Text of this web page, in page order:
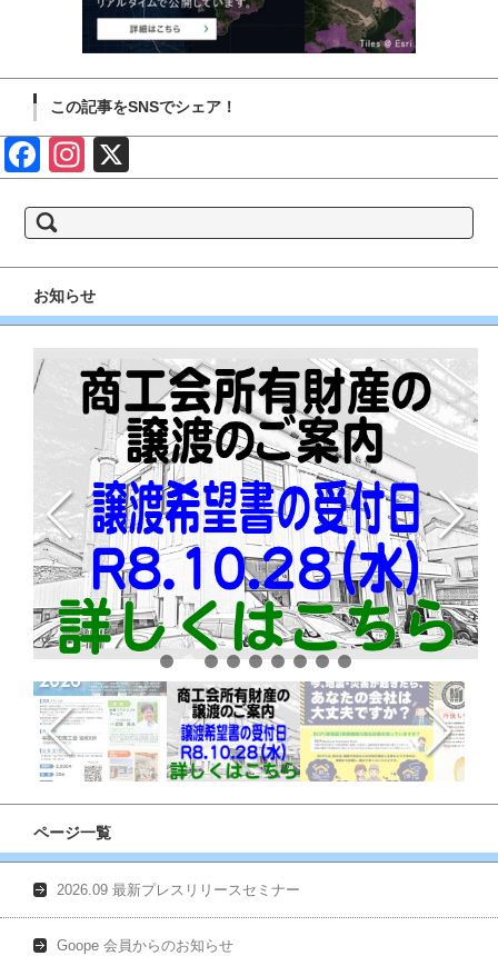
この記事をSNSでシェア！
Face Insta
索:
お知らせ
ページ一覧
2026.09 最新プレスリリースセミナー
Goope 会員からのお知らせ